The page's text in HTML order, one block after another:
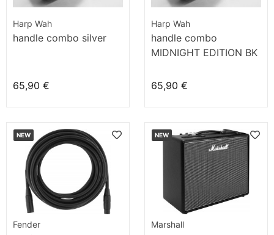
Harp Wah
handle combo silver
65,90 €
Harp Wah
handle combo
MIDNIGHT EDITION BK
65,90 €
NEW
Fender
NEW
Marshall